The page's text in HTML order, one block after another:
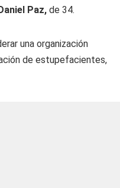
Paz, de 34.
una organización
de estupefacientes,